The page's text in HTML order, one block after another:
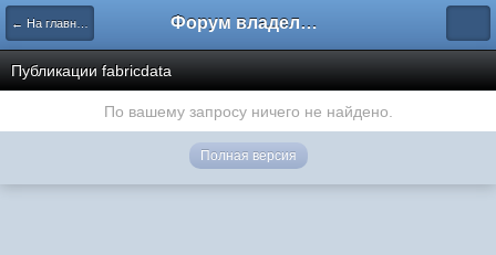
← На главную Форум владельцев интернет-магазинов
Публикации fabricdata
По вашему запросу ничего не найдено.
Полная версия